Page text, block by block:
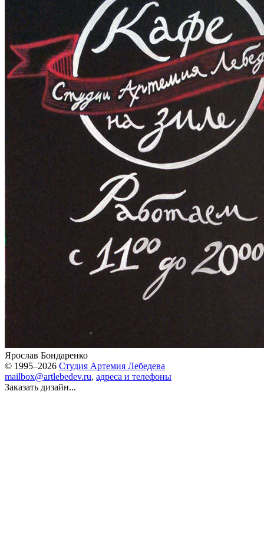
Ярослав Бондаренко
© 1995–2026 Студия Артемия Лебедева
mailbox@artlebedev.ru, адреса и телефоны
Заказать дизайн...